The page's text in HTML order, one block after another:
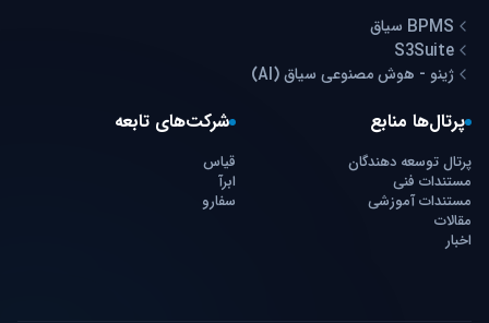
BPMS سیاق
S3Suite
ژینو - هوش مصنوعی سیاق (AI)
پرتال‌ها منابع
پرتال توسعه دهندگان
مستندات فنی
مستندات آموزشی
مقالات
اخبار
شرکت‌های تابعه
قیاس
ابرآ
سفارو